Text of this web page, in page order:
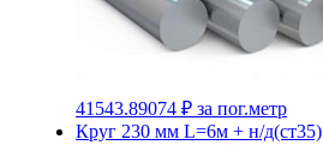
41543.89074 ₽ за пог.метр
Круг 230 мм L=6м + н/д(ст35)